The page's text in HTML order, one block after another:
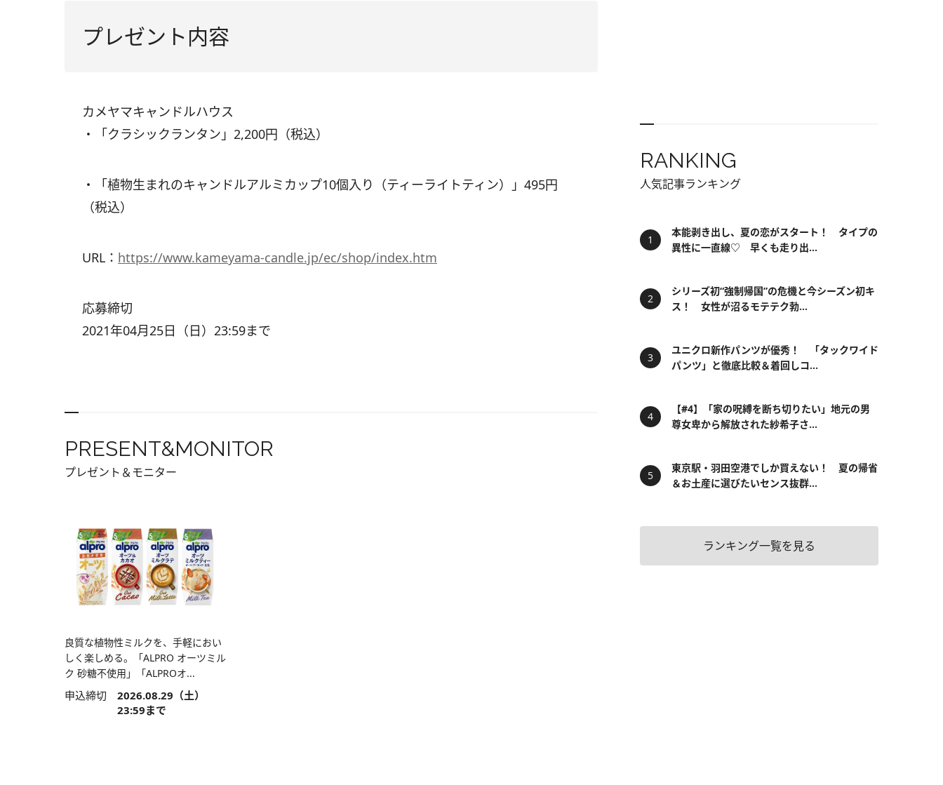
プレゼント内容
カメヤマキャンドルハウス
・「クラシックランタン」2,200円（税込）
・「植物生まれのキャンドルアルミカップ10個入り（ティーライトティン）」495円
（税込）
URL： https://www.kameyama-candle.jp/ec/shop/index.htm
応募締切
2021年04月25日（日）23:59まで
PRESENT&MONITOR
プレゼント＆モニター
良質な植物性ミルクを、手軽におい
しく楽しめる。「ALPRO オーツミル
ク 砂糖不使用」「ALPROオ...
申込締切 2026.08.29（土）
23:59まで
RANKING
人気記事ランキング
本能剥き出し、夏の恋がスタート！ タイプの
異性に一直線♡ 早くも走り出...
シリーズ初“強制帰国”の危機と今シーズン初キ
ス！ 女性が沼るモテテク勃...
ユニクロ新作パンツが優秀！ 「タックワイド
パンツ」と徹底比較＆着回しコ...
【#4】「家の呪縛を断ち切りたい」地元の男
尊女卑から解放された紗希子さ...
東京駅・羽田空港でしか買えない！ 夏の帰省
＆お土産に選びたいセンス抜群...
ランキング一覧を見る